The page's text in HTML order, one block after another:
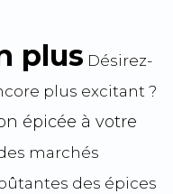
plus Désirez-
plus excitant ?
épicée à votre
marchés
des épices